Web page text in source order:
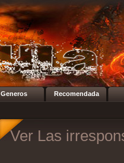
Generos Recomendada
Ver Las